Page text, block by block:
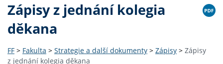
Zápisy z jednání kolegia
děkana
FF > Fakulta > Strategie a další dokumenty > Zápisy > Zápisy
z jednání kolegia děkana